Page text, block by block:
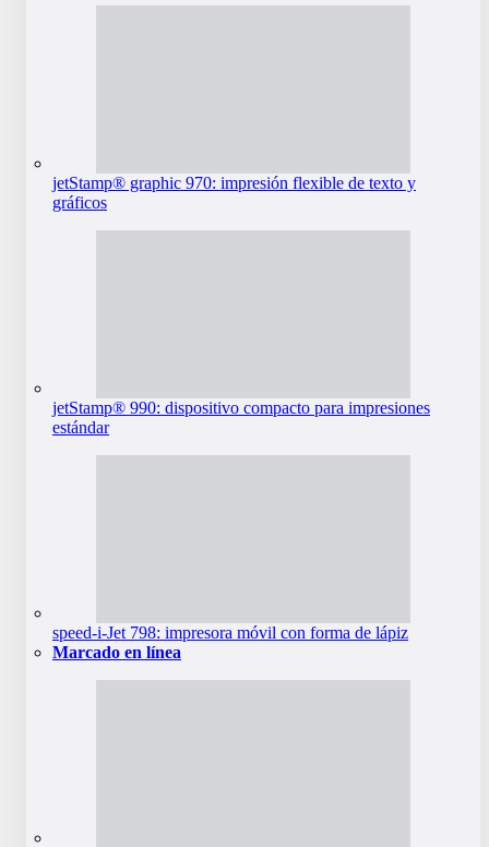
jetStamp® graphic 970: impresión flexible de texto y
gráficos
jetStamp® 990: dispositivo compacto para impresiones
estándar
speed-i-Jet 798: impresora móvil con forma de lápiz
Marcado en línea